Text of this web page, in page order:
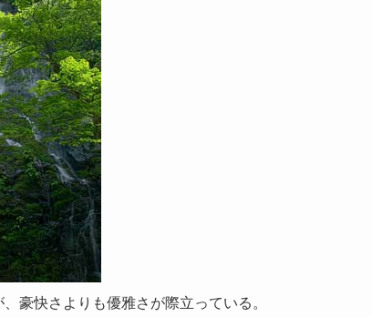
豪快さよりも優雅さが際立っている。